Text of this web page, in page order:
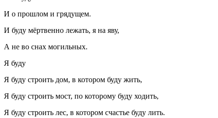
И о прошлом и грядущем.
И буду мёртвенно лежать, я на яву,
А не во снах могильных.
Я буду
Я буду строить дом, в котором буду жить,
Я буду строить мост, по которому буду ходить,
Я буду строить лес, в котором счастье буду лить.